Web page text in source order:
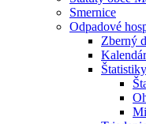
Smernice
Odpadové
Zberný